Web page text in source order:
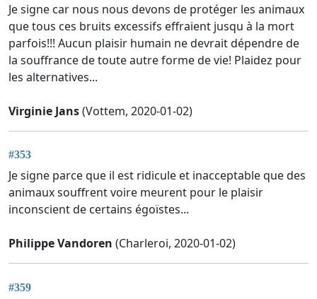
Je signe car nous nous devons de protéger les animaux
que tous ces bruits excessifs effraient jusqu à la mort
parfois!!! Aucun plaisir humain ne devrait dépendre de
la souffrance de toute autre forme de vie! Plaidez pour
les alternatives...
Virginie Jans(Vottem, 2020-01-02)
#353
Je signe parce que il est ridicule et inacceptable que des
animaux souffrent voire meurent pour le plaisir
inconscient de certains égoïstes...
Philippe Vandoren (Charleroi, 2020-01-02)
#359